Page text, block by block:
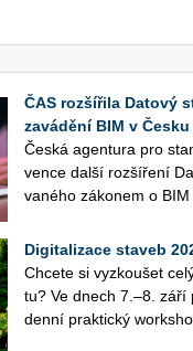
ČAS rozšířila Datový
zavádění BIM v Česku
Česká agen­tu­ra pro
ven­ce další roz­ší­ře­ní
va­né­ho zá­ko­nem o BIM
Digitalizace staveb
Chce­te si vy­zkou­šet
tu? Ve dnech 7.–8.
den­ní prak­tic­ký